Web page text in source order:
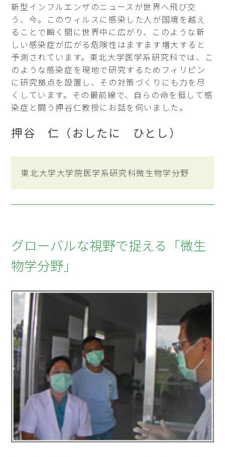
新型インフルエンザのニュースが世界へ飛び交
う、今。このウィルスに感染した人が国境を越え
ることで瞬く間に世界中に広がり、このような新
しい感染症が広がる危険性はますます増大すると
予測されています。東北大学医学系研究科では、こ
のような感染症を現地で研究するためフィリピン
に研究拠点を設置し、その対策づくりにも力を尽
くしています。その最前線で、自らの命を挺して感
染症と闘う押谷仁教授にお話を伺いました。
押谷 仁（おしたに ひとし）
東北大学大学院医学系研究科微生物学分野
グローバルな視野で捉える「微生
物学分野」